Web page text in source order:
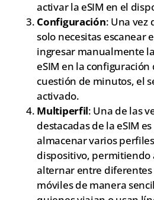
activar la eSIM en el
Configuración: Una vez
solo necesitas escanear
ingresar manualmente
eSIM en la
cuestión de minutos, el
activado.
Multiperfil: Una de las
destacadas de la eSIM
almacenar varios
dispositivo, permitiendo
alternar entre
móviles de manera